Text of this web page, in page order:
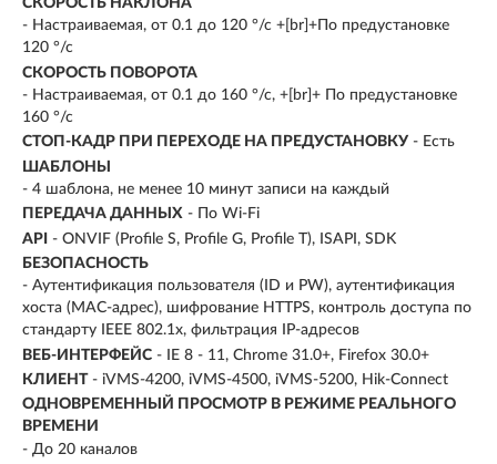
СКОРОСТЬ НАКЛОНА
- Настраиваемая, от 0.1 до 120 °/с +[br]+По предустановке
120 °/с
СКОРОСТЬ ПОВОРОТА
- Настраиваемая, от 0.1 до 160 °/с, +[br]+ По предустановке
160 °/с
СТОП-КАДР ПРИ ПЕРЕХОДЕ НА ПРЕДУСТАНОВКУ - Есть
ШАБЛОНЫ
- 4 шаблона, не менее 10 минут записи на каждый
ПЕРЕДАЧА ДАННЫХ - По Wi-Fi
API
- ONVIF (Profile S, Profile G, Profile T), ISAPI, SDK
БЕЗОПАСНОСТЬ
- Аутентификация пользователя (ID и PW), аутентификация
хоста (MAC-адрес), шифрование HTTPS, контроль доступа по
стандарту IEEE 802.1x, фильтрация IP-адресов
ВЕБ-ИНТЕРФЕЙС - IE 8 - 11, Chrome 31.0+, Firefox 30.0+
КЛИЕНТ - iVMS-4200, iVMS-4500, iVMS-5200, Hik-Connect
ОДНОВРЕМЕННЫЙ ПРОСМОТР В РЕЖИМЕ РЕАЛЬНОГО
ВРЕМЕНИ
- До 20 каналов